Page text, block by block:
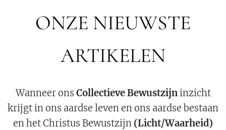
ONZE NIEUWSTE
ARTIKELEN
Wanneer ons Collectieve Bewustzijninzicht
krijgt in ons aardse leven en ons aardse bestaan
en het Christus Bewustzijn (Licht/Waarheid)